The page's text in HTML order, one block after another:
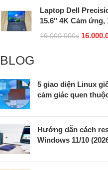
Laptop Dell
15.6″ 4K Cảm
19.000.000₫
BLOG
5 giao diện Linux
cảm giác quen
Hướng dẫn cách
Windows 11/10